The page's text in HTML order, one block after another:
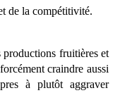
de la compétitivité.
fruitières et
craindre aussi
à plutôt aggraver